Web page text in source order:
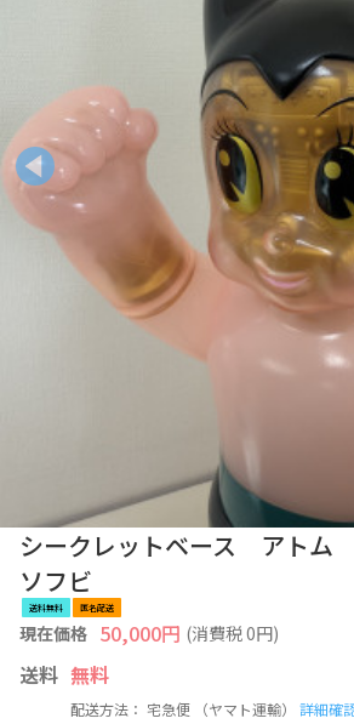
シークレットベース アトム
ソフビ
送料無料 匿名配送
現在価格 50,000円 (消費税0円)
送料 無料
配送方法： 宅急便 （ヤマト運輸） 詳細確